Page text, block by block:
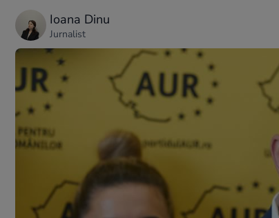
Ioana Dinu
Jurnalist